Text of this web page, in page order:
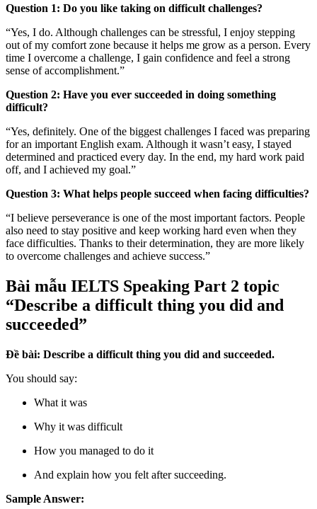
Question 1: Do you like taking on difficult challenges?
“Yes, I do. Although challenges can be stressful, I enjoy stepping
out of my comfort zone because it helps me grow as a person. Every
time I overcome a challenge, I gain confidence and feel a strong
sense of accomplishment.”
Question 2: Have you ever succeeded in doing something
difficult?
“Yes, definitely. One of the biggest challenges I faced was preparing
for an important English exam. Although it wasn’t easy, I stayed
determined and practiced every day. In the end, my hard work paid
off, and I achieved my goal.”
Question 3: What helps people succeed when facing difficulties?
“I believe perseverance is one of the most important factors. People
also need to stay positive and keep working hard even when they
face difficulties. Thanks to their determination, they are more likely
to overcome challenges and achieve success.”
Bài mẫu IELTS Speaking Part 2 topic
“Describe a difficult thing you did and
succeeded”
Đề bài: Describe a difficult thing you did and succeeded.
You should say:
What it was
Why it was difficult
How you managed to do it
And explain how you felt after succeeding.
Sample Answer: